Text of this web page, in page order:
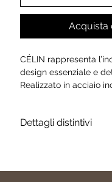
Acquista
CÉLIN rappresenta
design essenziale e
Realizzato in acciaio
delicatamente il polso,
Dettagli distintivi
Zirconi luminosi,